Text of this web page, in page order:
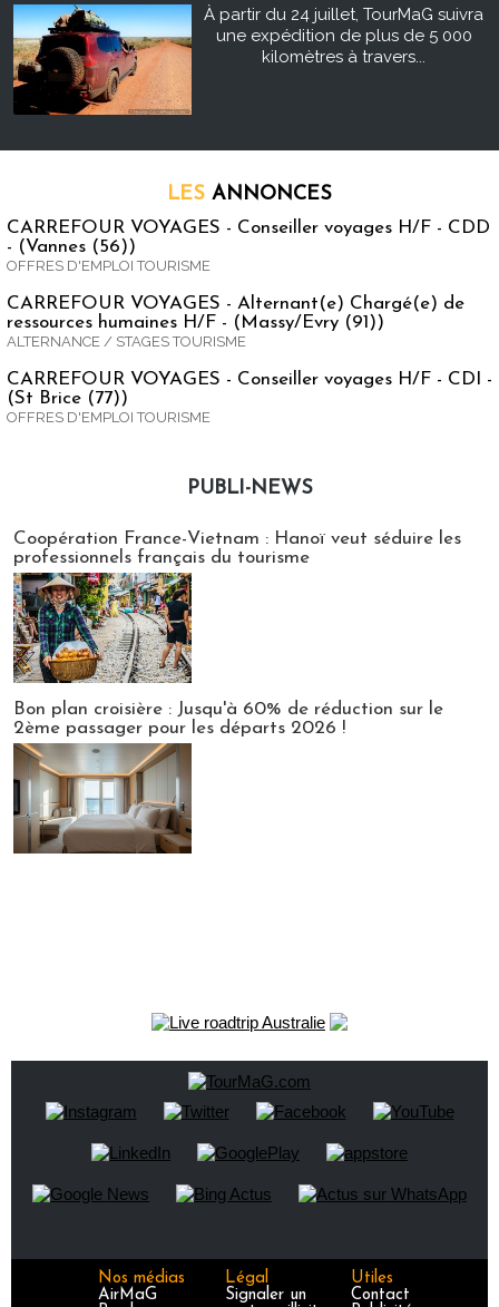
À partir du 24 juillet, TourMaG suivra
une expédition de plus de 5 000
kilomètres à travers...
LES ANNONCES
CARREFOUR VOYAGES - Conseiller voyages H/F - CDD
- (Vannes (56))
OFFRES D'EMPLOI TOURISME
CARREFOUR VOYAGES - Alternant(e) Chargé(e) de
ressources humaines H/F - (Massy/Evry (91))
ALTERNANCE / STAGES TOURISME
CARREFOUR VOYAGES - Conseiller voyages H/F - CDI -
(St Brice (77))
OFFRES D'EMPLOI TOURISME
PUBLI-NEWS
Coopération France-Vietnam : Hanoï veut séduire les
professionnels français du tourisme
Bon plan croisière : Jusqu'à 60% de réduction sur le
2ème passager pour les départs 2026 !
Nos médias
AirMaG
Légal
Signaler un
Utiles
Contact